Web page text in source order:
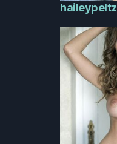
haileypeltz